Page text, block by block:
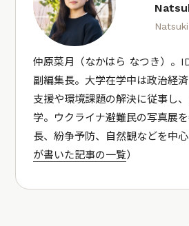
Natsuki
仲原菜月（なかはら なつき）。
副編集長。大学在学中は政治経
支援や環境課題の解決に従事し
学。ウクライナ避難民の写真展
長、紛争予防、自然観などを中
が書いた記事の一覧）